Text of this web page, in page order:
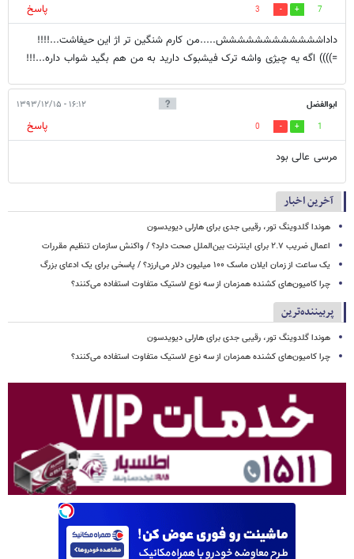
7
3
پاسخ
داداشششششششششششش.....من کارم شنگین تر اژ این حیفاشت...!!!!
=)))) اگه یه چیژی واشه ترک فیشبوک دارید به من هم بگید شواب داره...!!!
ابوالفضل ۱۶:۱۲ - ۱۳۹۳/۱۲/۱۵
1
0
پاسخ
مرسی عالی بود
آخرین اخبار
هوندا گلدوینگ تور، رقیبی جدی برای هارلی دیویدسون
اعمال ضریب ۲.۷ برای اینترنت بین‌الملل صحت دارد؟ / واکنش سازمان تنظیم مقررات
یک ساعت از زمان ایلان ماسک ۱۰۰ میلیون دلار می‌ارزد؟ / پاسخی برای یک ادعای بزرگ
چرا کامیون‌های کشنده همزمان از سه نوع لاستیک متفاوت استفاده می‌کنند؟
پربیننده‌ترین
هوندا گلدوینگ تور، رقیبی جدی برای هارلی دیویدسون
چرا کامیون‌های کشنده همزمان از سه نوع لاستیک متفاوت استفاده می‌کنند؟